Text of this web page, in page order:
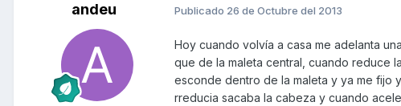
andeu Publicado 26 de Octubre del 2013
Hoy cuando volvía a casa me adelanta
que de la maleta central, cuando reduce
esconde dentro de la maleta y ya me fijo
rreducia sacaba la cabeza y cuando